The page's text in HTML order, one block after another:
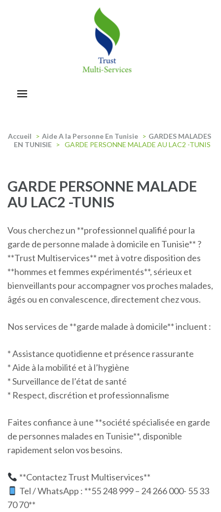
Accueil > Aide A la Personne En Tunisie > GARDES MALADES
EN TUNISIE > GARDE PERSONNE MALADE AU LAC2 -TUNIS
GARDE PERSONNE MALADE
AU LAC2 -TUNIS
Vous cherchez un **professionnel qualifié pour la
garde de personne malade à domicile en Tunisie** ?
**Trust Multiservices** met à votre disposition des
**hommes et femmes expérimentés**, sérieux et
bienveillants pour accompagner vos proches malades,
âgés ou en convalescence, directement chez vous.
Nos services de **garde malade à domicile** incluent :
* Assistance quotidienne et présence rassurante
* Aide à la mobilité et à l’hygiène
* Surveillance de l’état de santé
* Respect, discrétion et professionnalisme
Faites confiance à une **société spécialisée en garde
de personnes malades en Tunisie**, disponible
rapidement selon vos besoins.
**Contactez Trust Multiservices**
Tel / WhatsApp : **55 248 999 – 24 266 000- 55 33
70 70**